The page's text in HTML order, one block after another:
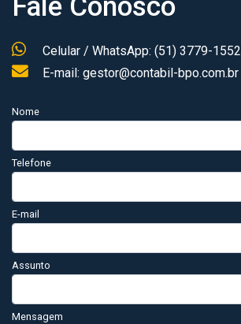
Celular / WhatsApp: (51) 3779-1552
E-mail: gestor@contabil-bpo.com.br
Nome
Telefone
E-mail
Assunto
Mensagem